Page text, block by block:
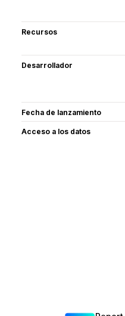
Recursos
Desarrollador
Fecha de lanzamiento
Acceso a los datos